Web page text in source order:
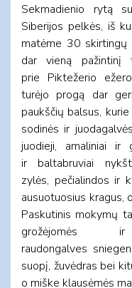
Sekmadienio rytą
Siberijos pelkės, iš
matėme 30 skirtingų
dar vieną pažintinį
prie Piktežerio
turėjo progą dar
paukščių balsus,
sodinės ir
juodieji, amaliniai ir
ir baltabruviai
zylės, pečialindos ir
ausuotuosius kragus,
Paskutinis mokymų
grožėjomės
raudongalves
suopį, žuvėdras bei
o miške klausėmės